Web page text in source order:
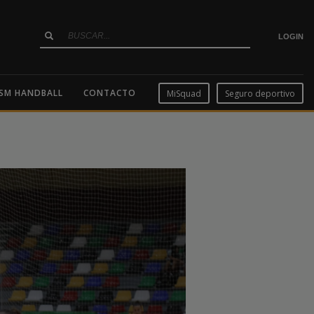
LOGIN
HANDBALL CONTACTO MiSquad Seguro deportivo